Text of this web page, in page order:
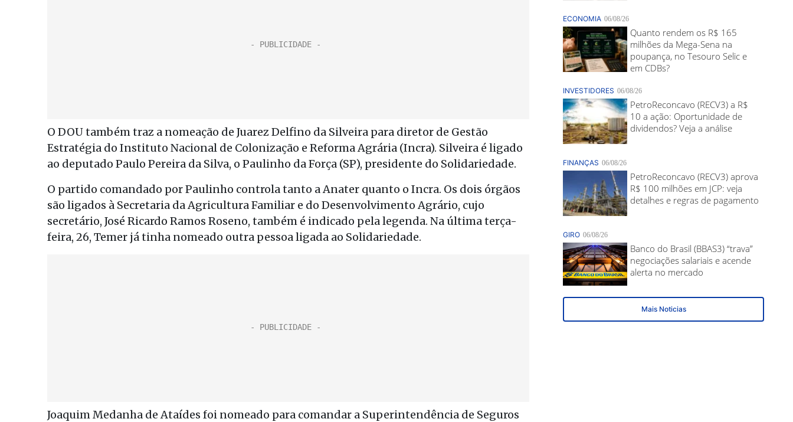
O DOU também traz a nomeação de Juarez Delfino da Silveira para diretor de Gestão
Estratégia do Instituto Nacional de Colonização e Reforma Agrária (Incra). Silveira é ligado
ao deputado Paulo Pereira da Silva, o Paulinho da Força (SP), presidente do Solidariedade.
O partido comandado por Paulinho controla tanto a Anater quanto o Incra. Os dois órgãos
são ligados à Secretaria da Agricultura Familiar e do Desenvolvimento Agrário, cujo
secretário, José Ricardo Ramos Roseno, também é indicado pela legenda. Na última terça-
feira, 26, Temer já tinha nomeado outra pessoa ligada ao Solidariedade.
Joaquim Medanha de Ataídes foi nomeado para comandar a Superintendência de Seguros